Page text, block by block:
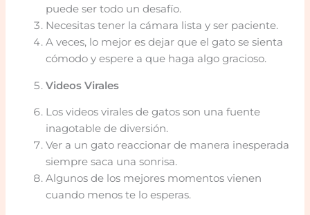
puede ser todo un desafío.
Necesitas tener la cámara lista y ser paciente.
A veces, lo mejor es dejar que el gato se sienta
cómodo y espere a que haga algo gracioso.
Videos Virales
Los videos virales de gatos son una fuente
inagotable de diversión.
Ver a un gato reaccionar de manera inesperada
siempre saca una sonrisa.
Algunos de los mejores momentos vienen
cuando menos te lo esperas.